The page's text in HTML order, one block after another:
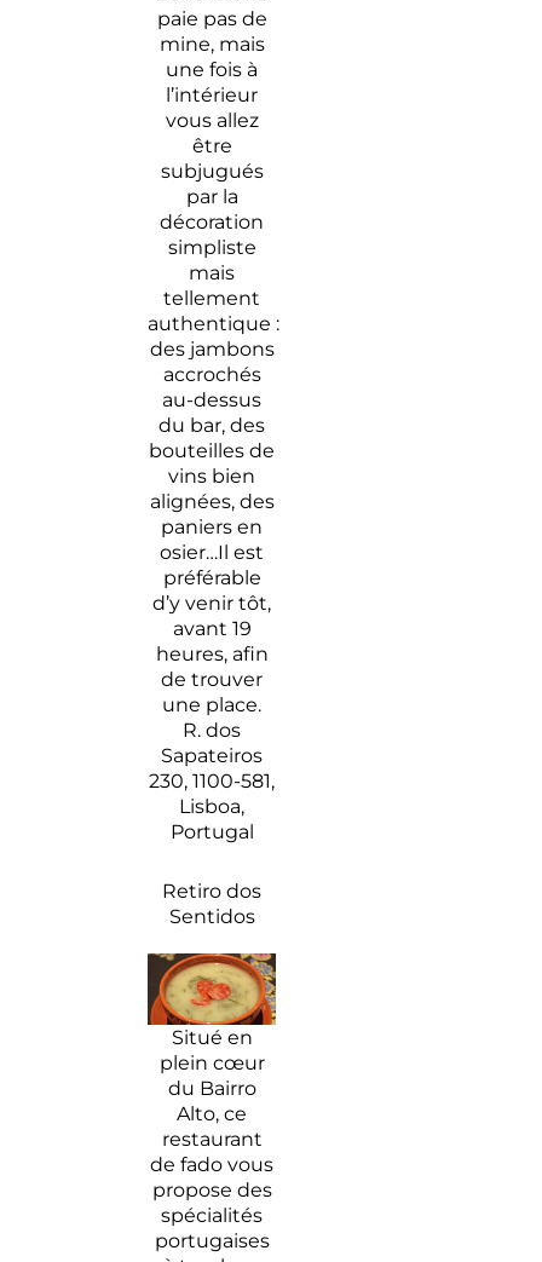
paie pas de
mine, mais
une fois à
l’intérieur
vous allez
être
subjugués
par la
décoration
simpliste
mais
tellement
authentique :
des jambons
accrochés
au-dessus
du bar, des
bouteilles de
vins bien
alignées, des
paniers en
osier…Il est
préférable
d’y venir tôt,
avant 19
heures, afin
de trouver
une place.
R. dos
Sapateiros
230, 1100-581,
Lisboa,
Portugal
Retiro dos
Sentidos
Situé en
plein cœur
du Bairro
Alto, ce
restaurant
de fado vous
propose des
spécialités
portugaises